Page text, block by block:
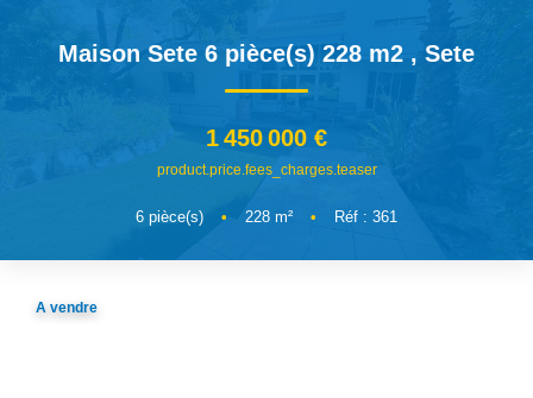
NOS SERVICES
Gestion
Maison Sete 6 pièce(s) 228 m2 , Sete
1 450 000 €
product.price.fees_charges.teaser
6 pièce(s) • 228 m² • Réf : 361
A vendre